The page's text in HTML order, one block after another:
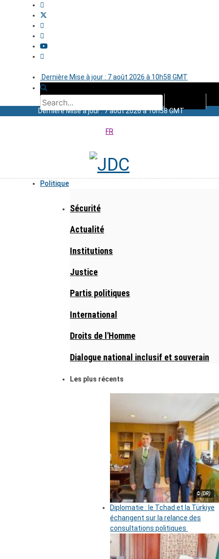
Dernière Mise à jour : 7 août 2026 à 10h58 GMT
Dernière Mise à jour : 7 août 2026 à 10h58 GMT
FR
Politique
Sécurité
Actualité
Institutions
Justice
Partis politiques
International
Droits de l'Homme
Dialogue national inclusif et souverain
Les plus récents
© (DR)
Diplomatie : le Tchad et la Türkiye
échangent sur la relance des
consultations politiques